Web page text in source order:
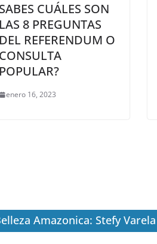
SABES CUÁLES SON
LAS 8 PREGUNTAS
DEL REFERENDUM O
CONSULTA
POPULAR?
enero 16, 2023
Amazonica: Stefy Varela